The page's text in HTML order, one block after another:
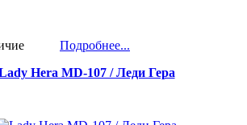
Подробнее...
Hera MD-107 / Леди Гера